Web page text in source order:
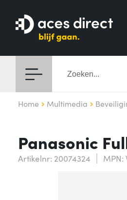
Home Multimedia
Panasonic
Artikelnr: 20074324 MPN: